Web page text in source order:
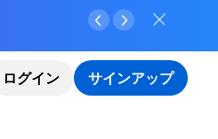
ログイン サインアップ